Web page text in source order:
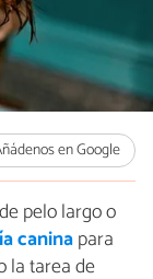
en Google
pelo largo o
caninapara
la tarea de